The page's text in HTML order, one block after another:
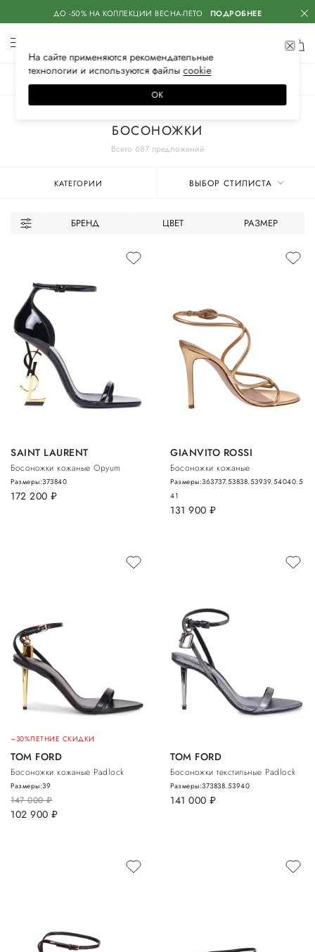
ДО -50% НА КОЛЛЕКЦИИ ВЕСНА-ЛЕТО ПОДРОБНЕЕ
Всего 687 предложений
БОСОНОЖКИ
КАТЕГОРИИ ВЫБОР СТИЛИСТА
БРЕНД ЦВЕТ РАЗМЕР
SAINT LAURENT
Босоножки кожаные Opyum
172 200 руб.
Размеры:373840
GIANVITO ROSSI
Босоножки кожаные
131 900 руб.
Размеры:363737.53838.53939.54040.5
41
–30%ЛЕТНИЕ СКИДКИ
TOM FORD
Босоножки кожаные Padlock
147 000руб.
102 900 руб.
Размеры:39
TOM FORD
Босоножки текстильные Padlock
141 000 руб.
Размеры:373838.53940
На сайте применяются рекомендательные
технологии и используются файлысооkiе
ОК